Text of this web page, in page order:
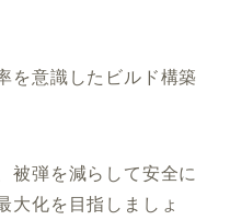
を意識したビルド構築
被弾を減らして安全に
大化を目指しましょ